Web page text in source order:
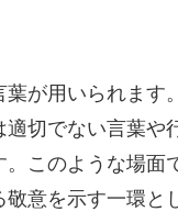
が用いられます
切でない言葉や
このような場面
意を示す一環と